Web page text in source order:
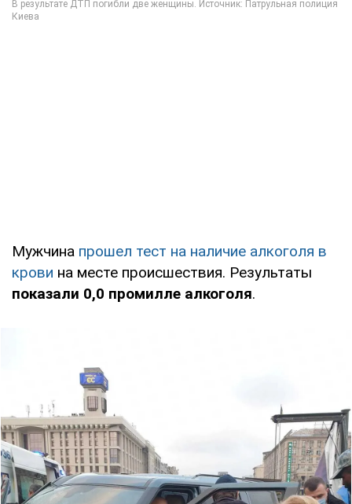
Мужчина прошел тест на наличие алкоголя в
крови на месте происшествия. Результаты
показали 0,0 промилле алкоголя.